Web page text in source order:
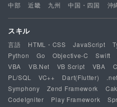
中部
近畿 九州 中国・四国 沖
スキル
言語 HTML・CSS JavaScript
Python
Go Objective-C Swift
VBA
VB.Net VB Script VBA
PL/SQL
VC++ Dart(Flutter) .net
Symphony
Zend Framework
CodeIgniter
Play Framework